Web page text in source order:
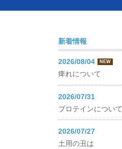
新着情報
2026/08/04 NEW
痺れについて
2026/07/31
プロテインについて
2026/07/27
土用の丑は